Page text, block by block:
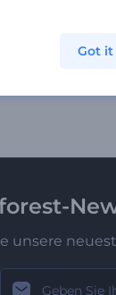
unsere
Got it